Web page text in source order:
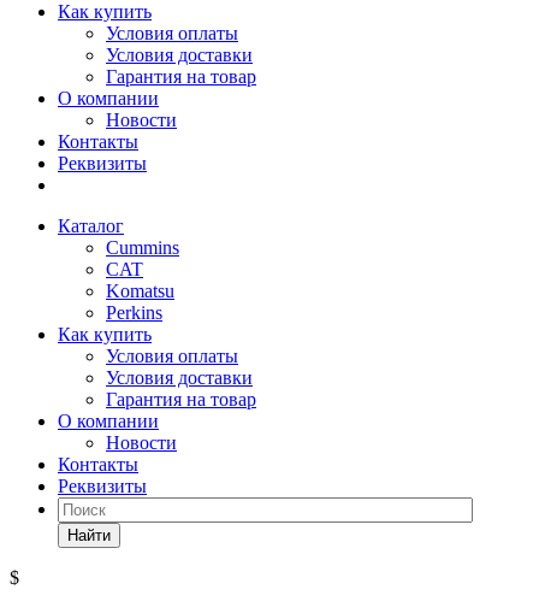
Как купить
Условия оплаты
Условия доставки
Гарантия на товар
О компании
Новости
Контакты
Реквизиты
Каталог
Cummins
CAT
Komatsu
Perkins
Как купить
Условия оплаты
Условия доставки
Гарантия на товар
О компании
Новости
Контакты
Реквизиты
Найти
$